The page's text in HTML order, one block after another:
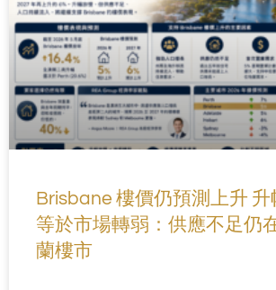
Brisbane 樓價仍預測上升
等於市場轉弱：供應不足仍
蘭樓市